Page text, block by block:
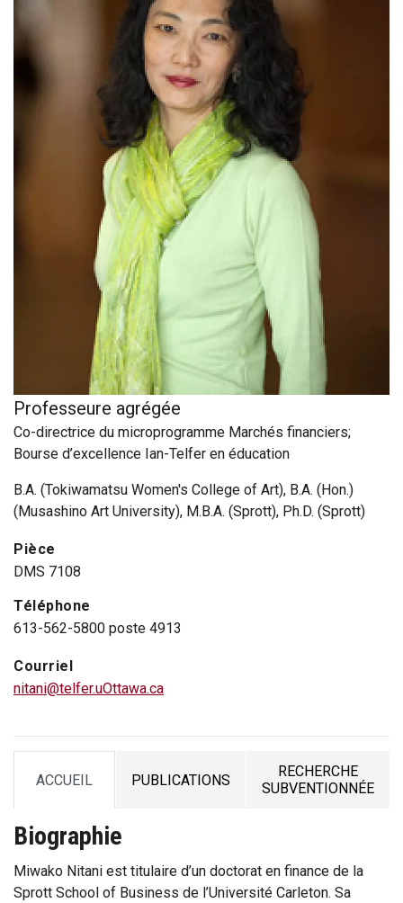
Professeure agrégée
Co-directrice du microprogramme Marchés financiers;
Bourse d’excellence Ian-Telfer en éducation
B.A. (Tokiwamatsu Women's College of Art), B.A. (Hon.)
(Musashino Art University), M.B.A. (Sprott), Ph.D. (Sprott)
Pièce
DMS 7108
Téléphone
613-562-5800 poste 4913
Courriel
nitani@telfer.uOttawa.ca
ACCUEIL
TAB PUBLICATIONS
TAB
RECHERCHE
SUBVENTIONNÉE
TAB
Biographie
Miwako Nitani est titulaire d’un doctorat en finance de la
Sprott School of Business de l’Université Carleton. Sa